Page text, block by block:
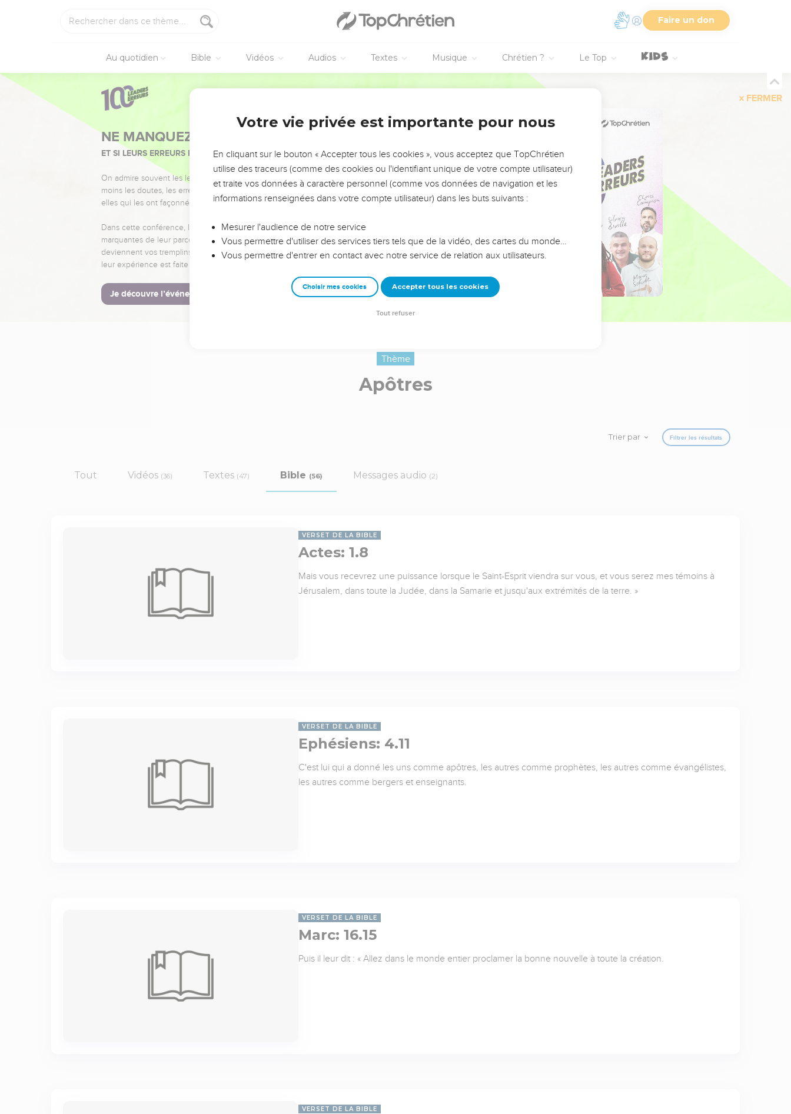
Faire un don
Au quotidien Bible Vidéos Audios Textes Musique Chrétien ? Le Top
FERMER
NE MANQUEZ PAS L’ÉVÉNEMENT DE L’ANNÉE !
ET SI LEURS ERREURS POUVAIENT VOUS ÉVITER LES VOTRES ?
On admire souvent les leaders pour leurs réussites, leur impact, leur foi ou leur vision. Mais on voit
moins les doutes, les erreurs et les saisons difficiles qu'ils ont traversés, alors même que ce sont
elles qui les ont façonnés.
Dans cette conférence, leaders, entrepreneurs, et responsables reviennent sur les erreurs
marquantes de leur parcours et les clés pour avancer avec plus de sagesse afin que leurs erreurs
deviennent vos tremplins. Que vous guidiez un ministère, une équipe, un groupe ou une famille,
leur expérience est faite pour vous.
Je découvre l’événement
Thème
Apôtres
Trier par Filtrer les résultats
Tout Vidéos (36) Textes (47) Bible (56) Messages audio (2)
VERSET DE LA BIBLE
Actes: 1.8
Mais vous recevrez une puissance lorsque le Saint-Esprit viendra sur vous, et vous serez mes témoins à
Jérusalem, dans toute la Judée, dans la Samarie et jusqu'aux extrémités de la terre. »
VERSET DE LA BIBLE
Ephésiens: 4.11
C'est lui qui a donné les uns comme apôtres, les autres comme prophètes, les autres comme évangélistes,
les autres comme bergers et enseignants.
VERSET DE LA BIBLE
Marc: 16.15
Puis il leur dit : « Allez dans le monde entier proclamer la bonne nouvelle à toute la création.
VERSET DE LA BIBLE
Votre vie privée est importante pour nous
En cliquant sur le bouton « Accepter tous les cookies », vous acceptez que TopChrétien
utilise des traceurs (comme des cookies ou l'identifiant unique de votre compte utilisateur)
et traite vos données à caractère personnel (comme vos données de navigation et les
informations renseignées dans votre compte utilisateur) dans les buts suivants :
Mesurer l'audience de notre service
Vous permettre d'utiliser des services tiers tels que de la vidéo, des cartes du monde…
Vous permettre d'entrer en contact avec notre service de relation aux utilisateurs.
Choisir mes cookies Accepter tous les cookies
Tout refuser